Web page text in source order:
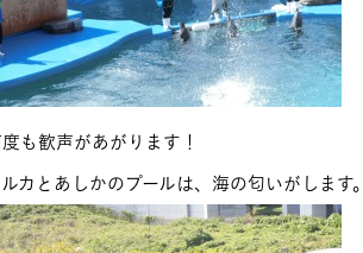
度も歓声があがります！
カとあしかのプールは、海の匂いがします。